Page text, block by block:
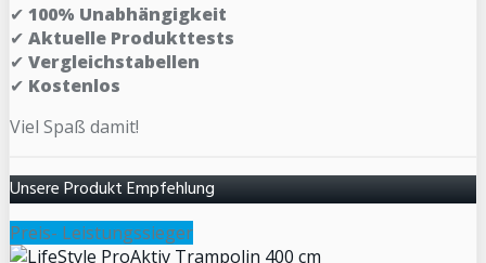
✔ 100% Unabhängigkeit
✔ Aktuelle Produkttests
✔ Vergleichstabellen
✔ Kostenlos
Viel Spaß damit!
Unsere Produkt Empfehlung
Preis- Leistungssieger